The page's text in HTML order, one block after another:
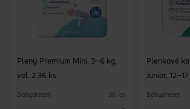
Pleny Premium Mini, 3–6 kg,
vel. 2 36 ks
Babydream 36 ks
Plenkové
Junior,
Babydream